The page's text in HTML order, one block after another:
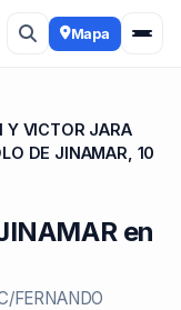
Mapa
Y VICTOR JARA
DE JINAMAR, 10
en
FERNANDO